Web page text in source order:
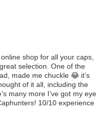
shop for all your caps,
selection. One of the
made me chuckle 😂 it’s
of it all, including the
many more I’ve got my eye
10/10 experience